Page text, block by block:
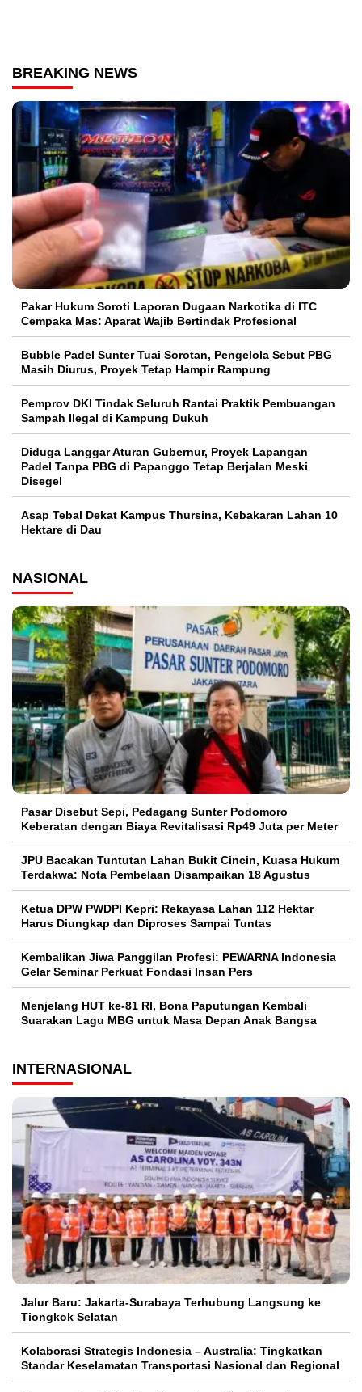
BREAKING NEWS
Pakar Hukum Soroti Laporan Dugaan Narkotika di ITC
Cempaka Mas: Aparat Wajib Bertindak Profesional
Bubble Padel Sunter Tuai Sorotan, Pengelola Sebut PBG
Masih Diurus, Proyek Tetap Hampir Rampung
Pemprov DKI Tindak Seluruh Rantai Praktik Pembuangan
Sampah Ilegal di Kampung Dukuh
Diduga Langgar Aturan Gubernur, Proyek Lapangan
Padel Tanpa PBG di Papanggo Tetap Berjalan Meski
Disegel
Asap Tebal Dekat Kampus Thursina, Kebakaran Lahan 10
Hektare di Dau
NASIONAL
Pasar Disebut Sepi, Pedagang Sunter Podomoro
Keberatan dengan Biaya Revitalisasi Rp49 Juta per Meter
JPU Bacakan Tuntutan Lahan Bukit Cincin, Kuasa Hukum
Terdakwa: Nota Pembelaan Disampaikan 18 Agustus
Ketua DPW PWDPI Kepri: Rekayasa Lahan 112 Hektar
Harus Diungkap dan Diproses Sampai Tuntas
Kembalikan Jiwa Panggilan Profesi: PEWARNA Indonesia
Gelar Seminar Perkuat Fondasi Insan Pers
Menjelang HUT ke-81 RI, Bona Paputungan Kembali
Suarakan Lagu MBG untuk Masa Depan Anak Bangsa
INTERNASIONAL
Jalur Baru: Jakarta-Surabaya Terhubung Langsung ke
Tiongkok Selatan
Kolaborasi Strategis Indonesia – Australia: Tingkatkan
Standar Keselamatan Transportasi Nasional dan Regional